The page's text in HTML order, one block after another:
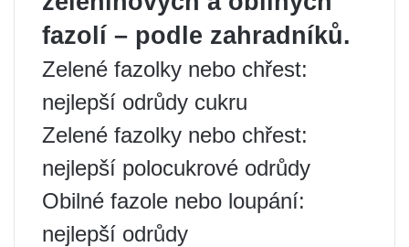
fazolí – podle zahradníků.
Zelené fazolky nebo chřest:
nejlepší odrůdy cukru
Zelené fazolky nebo chřest:
nejlepší polocukrové odrůdy
Obilné fazole nebo loupání:
nejlepší odrůdy